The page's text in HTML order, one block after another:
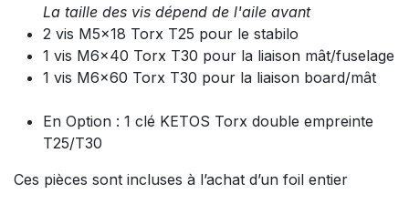
La taille des vis dépend de l'aile avant
2 vis M5x18 Torx T25 pour le stabilo
1 vis M6x40 Torx T30 pour la liaison mât/fuselage
1 vis M6x60 Torx T30 pour la liaison board/mât
En Option : 1 clé KETOS Torx double empreinte
T25/T30
Ces pièces sont incluses à l’achat d’un foil entier